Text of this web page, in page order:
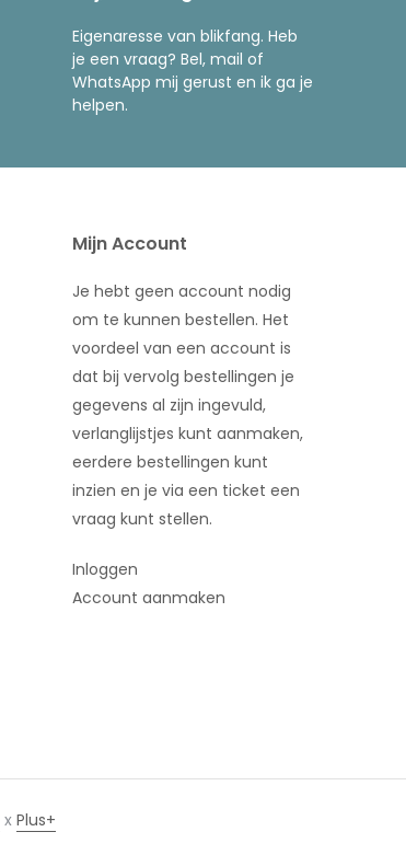
Eigenaresse van blikfang. Heb
je een vraag? Bel, mail of
WhatsApp mij gerust en ik ga je
helpen.
Mijn Account
Je hebt geen account nodig
om te kunnen bestellen. Het
voordeel van een account is
dat bij vervolg bestellingen je
gegevens al zijn ingevuld,
verlanglijstjes kunt aanmaken,
eerdere bestellingen kunt
inzien en je via een ticket een
vraag kunt stellen.
Inloggen
Account aanmaken
x Plus+